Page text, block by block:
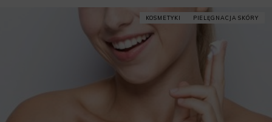
KOSMETYKI PIELĘGNACJA SKÓRY